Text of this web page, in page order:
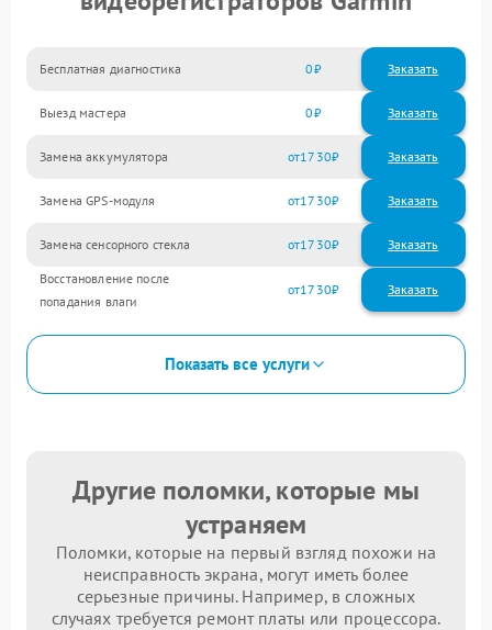
Бесплатная диагностика 0 Заказать
Выезд мастера 0 Заказать
Замена аккумулятора 1730
Замена GPS-модуля 1730
Замена сенсорного стекла 1730
Восстановление после
попадания влаги
1730
Показать все услуги
Другие поломки, которые мы
устраняем
Поломки, которые на первый взгляд похожи на
неисправность экрана, могут иметь более
серьезные причины. Например, в сложных
случаях требуется ремонт платы или процессора.